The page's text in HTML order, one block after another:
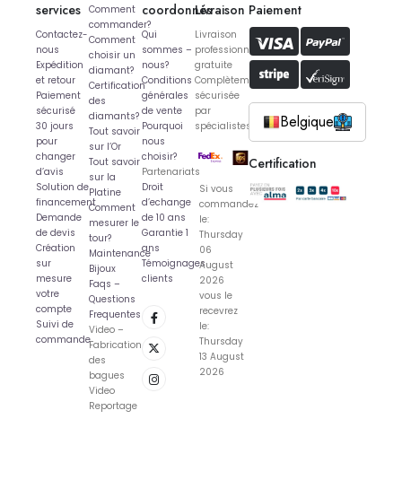
services
Contactez-
nous
Expédition
et retour
Paiement
sécurisé
30 jours
pour
changer
d’avis
Solution de
financement
Demande
de devis
Création
sur
mesure
votre
compte
Suivi de
commande
Comment
commander?
Comment
choisir un
diamant?
Certification
des
diamants?
Tout savoir
sur l’Or
Tout savoir
sur la
Platine
Comment
mesurer le
tour?
Maintenance
Bijoux
Faqs –
Questions
Frequentes
Video –
Fabrication
des
bagues
Video
Reportage
coordonnés
Qui
sommes –
nous?
Conditions
générales
de vente
Pourquoi
nous
choisir?
Partenariats
Droit
d’echange
de 10 ans
Garantie 1
ans
Témoignages
clients
Livraison
Livraison
professionnelle
gratuite
Complètement
sécurisée
par
spécialistes
Si vous
commandez
le:
Thursday
06
August
2026
vous le
recevrez
le:
Thursday
13 August
2026
Paiement
Belgique
Certification